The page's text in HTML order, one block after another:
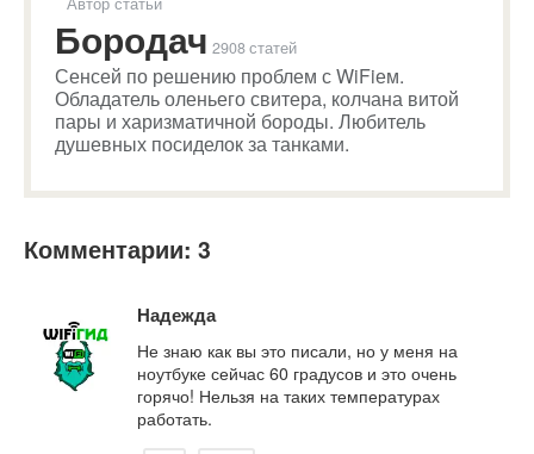
Бородач 2908 статей
Сенсей по решению проблем с WiFiем.
Обладатель оленьего свитера, колчана витой
пары и харизматичной бороды. Любитель
душевных посиделок за танками.
Комментарии: 3
Надежда
Не знаю как вы это писали, но у меня на
ноутбуке сейчас 60 градусов и это очень
горячо! Нельзя на таких температурах
работать.